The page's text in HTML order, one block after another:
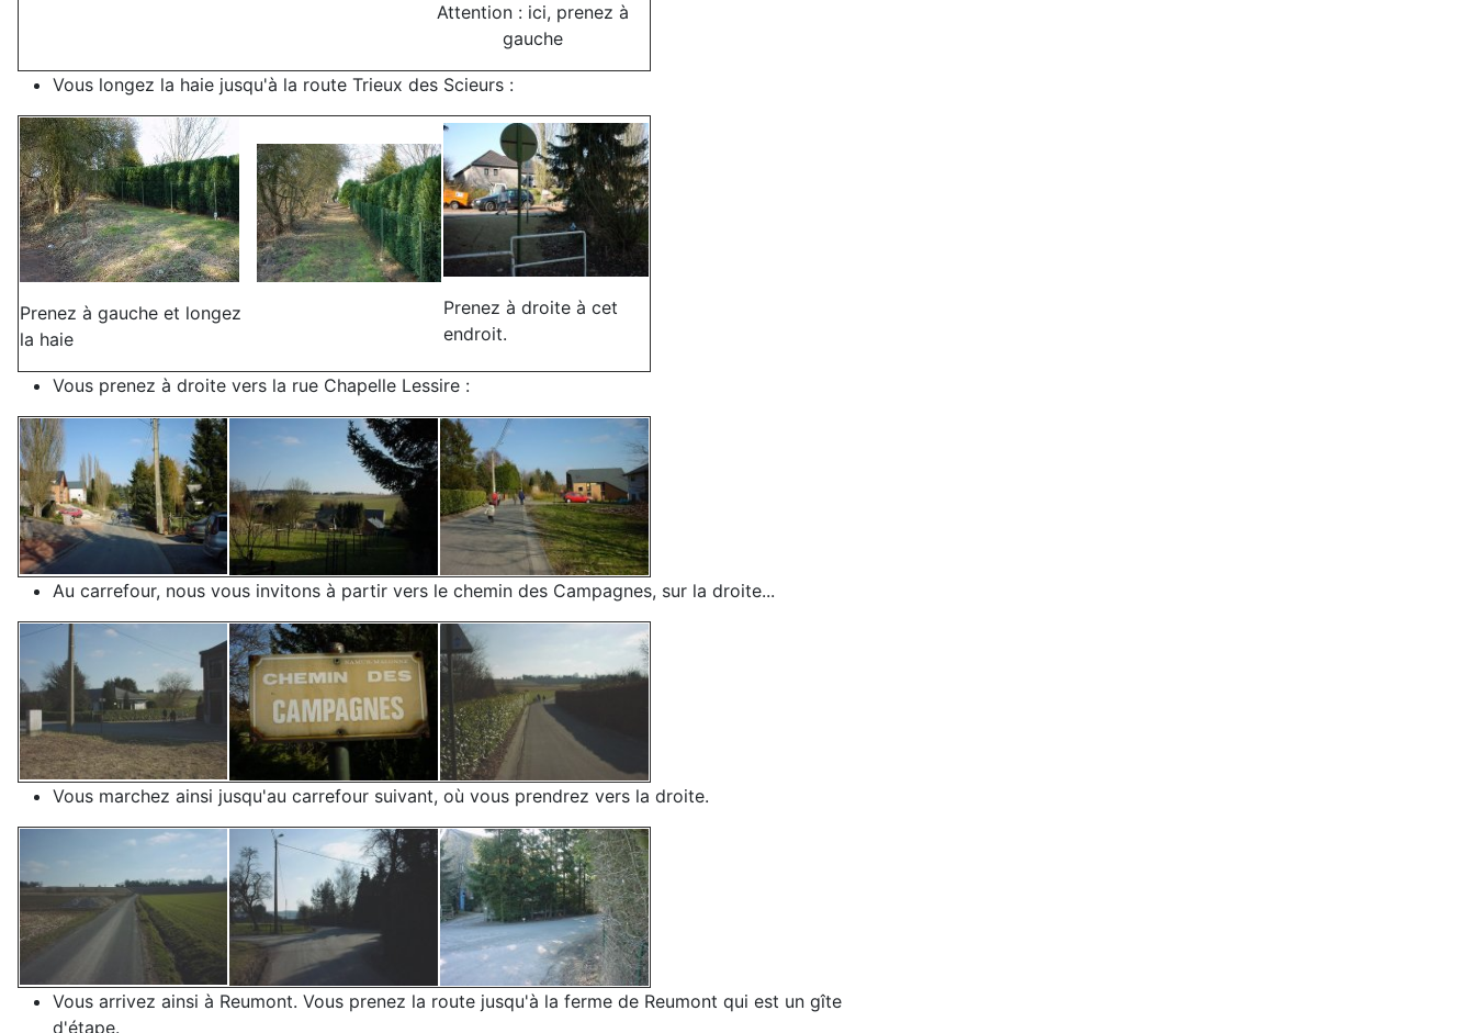
Attention : ici, prenez à
gauche
Vous longez la haie jusqu'à la route Trieux des Scieurs :
Prenez à gauche et longez
la haie
Prenez à droite à cet
endroit.
Vous prenez à droite vers la rue Chapelle Lessire :
Au carrefour, nous vous invitons à partir vers le chemin des Campagnes, sur la droite...
Vous marchez ainsi jusqu'au carrefour suivant, où vous prendrez vers la droite.
Vous arrivez ainsi à Reumont. Vous prenez la route jusqu'à la ferme de Reumont qui est un gîte
d'étape.